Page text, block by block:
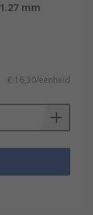
mm
€ 16,30/eenheid